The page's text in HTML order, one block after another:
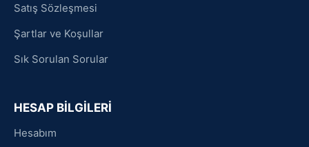
Satış Sözleşmesi
Şartlar ve Koşullar
Sık Sorulan Sorular
HESAP BİLGİLERİ
Hesabım